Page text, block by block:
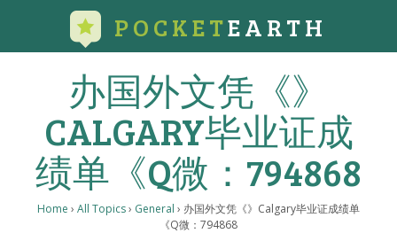
POCKETEARTH
办国外文凭《》
CALGARY毕业证成
绩单《Q微：794868
Home › All Topics› General › 办国外文凭《》Calgary毕业证成绩单
《Q微：794868